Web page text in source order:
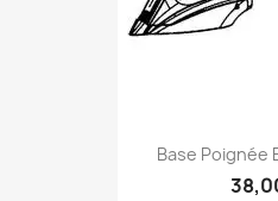
Base Poignée